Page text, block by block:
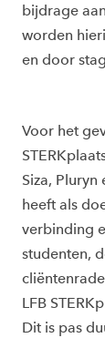
bijdrage
worden
en door
Voor het
Siza, Pluryn
heeft als
verbinding
studenten,
LFB
Dit is pas